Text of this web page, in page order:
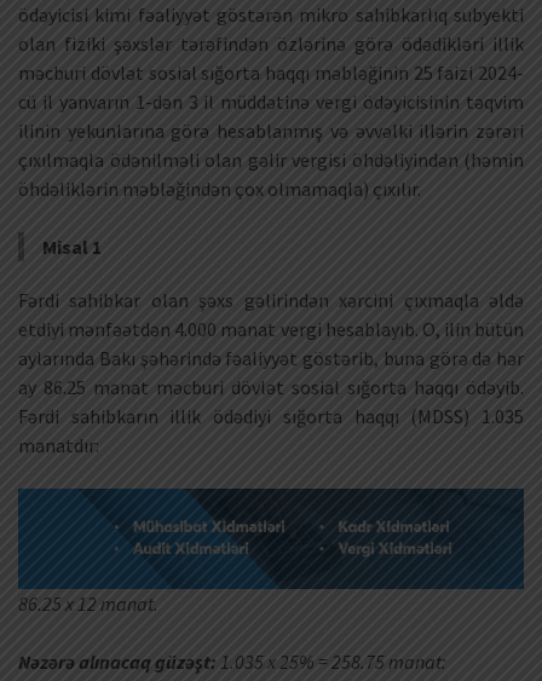
ödəyicisi kimi fəaliyyət göstərən mikro sahibkarlıq subyekti
olan fiziki şəxslər tərəfindən özlərinə görə ödədikləri illik
məcburi dövlət sosial sığorta haqqı məbləğinin 25 faizi 2024-
cü il yanvarın 1-dən 3 il müddətinə vergi ödəyicisinin təqvim
ilinin yekunlarına görə hesablanmış və əvvəlki illərin zərəri
çıxılmaqla ödənilməli olan gəlir vergisi öhdəliyindən (həmin
öhdəliklərin məbləğindən çox olmamaqla) çıxılır.
Misal 1
Fərdi sahibkar olan şəxs gəlirindən xərcini çıxmaqla əldə
etdiyi mənfəətdən 4.000 manat vergi hesablayıb. O, ilin bütün
aylarında Bakı şəhərində fəaliyyət göstərib, buna görə də hər
ay 86.25 manat məcburi dövlət sosial sığorta haqqı ödəyib.
Fərdi sahibkarın illik ödədiyi sığorta haqqı (MDSS) 1.035
manatdır:
86.25 x 12 manat.
Nəzərə alınacaq güzəşt: 1.035 x 25% = 258.75 manat: